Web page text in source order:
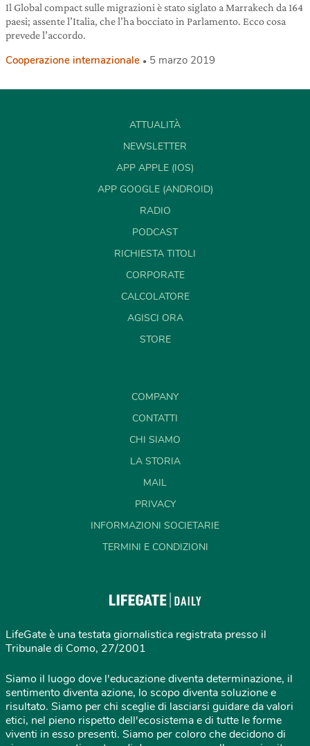
Il Global compact sulle migrazioni è stato siglato a Marrakech da 164
paesi; assente l’Italia, che l’ha bocciato in Parlamento. Ecco cosa
prevede l’accordo.
Cooperazione internazionale 5 marzo 2019
ATTUALITÀ
NEWSLETTER
APP APPLE (IOS)
APP GOOGLE (ANDROID)
RADIO
PODCAST
RICHIESTA TITOLI
CORPORATE
CALCOLATORE
AGISCI ORA
STORE
COMPANY
CONTATTI
CHI SIAMO
LA STORIA
MAIL
PRIVACY
INFORMAZIONI SOCIETARIE
TERMINI E CONDIZIONI
LifeGate è una testata giornalistica registrata presso il
Tribunale di Como, 27/2001
Siamo il luogo dove l'educazione diventa determinazione, il
sentimento diventa azione, lo scopo diventa soluzione e
risultato. Siamo per chi sceglie di lasciarsi guidare da valori
etici, nel pieno rispetto dell'ecosistema e di tutte le forme
viventi in esso presenti. Siamo per coloro che decidono di